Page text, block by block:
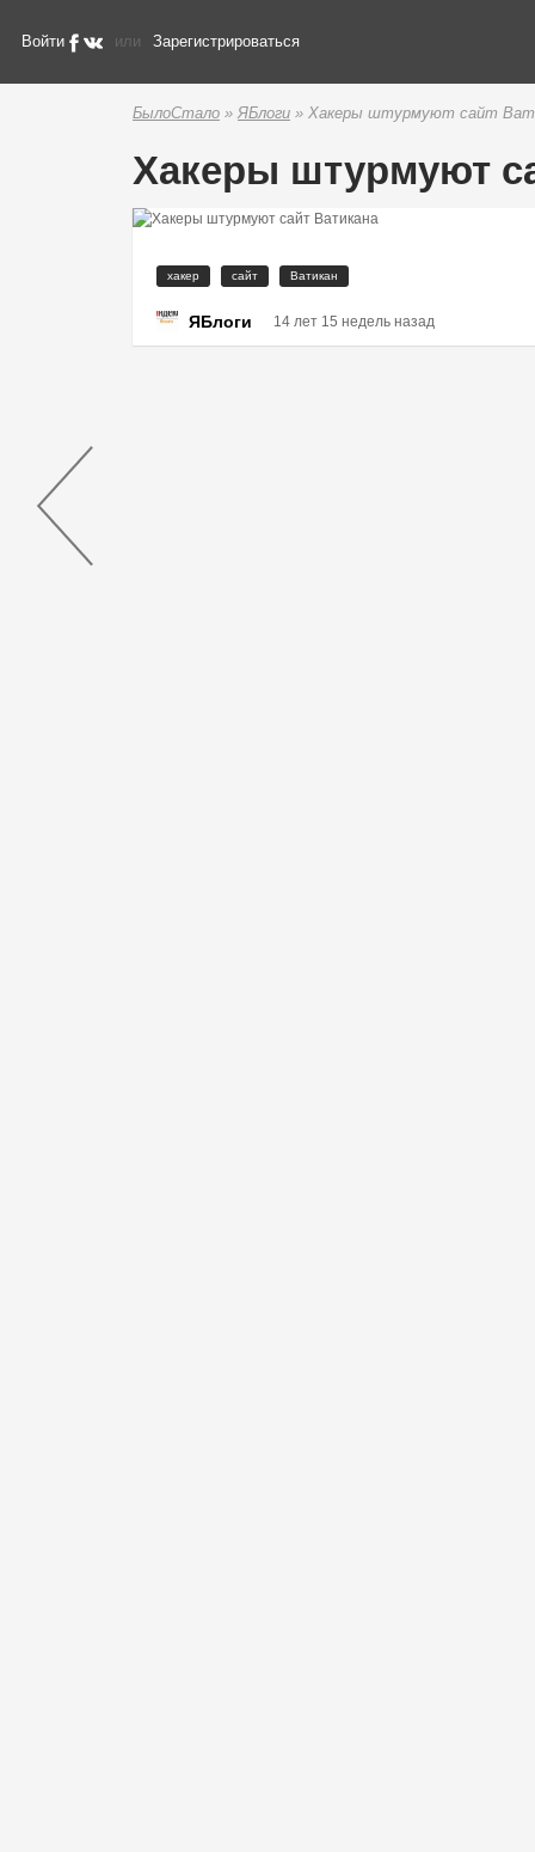
Войти или Зарегистрироваться
БылоСтало » ЯБлоги » Хакеры штурмуют сайт
Хакеры штурмуют
хакер сайт Ватикан
ЯБлоги 14 лет 15 недель назад